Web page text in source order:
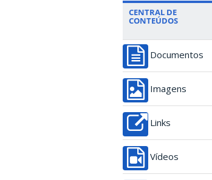
CENTRAL DE
CONTEÚDOS
Documentos
Imagens
Links
Vídeos